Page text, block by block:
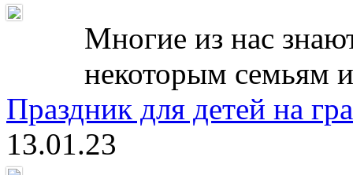
Многие из нас
некоторым семьям
Праздник для детей на
13.01.23